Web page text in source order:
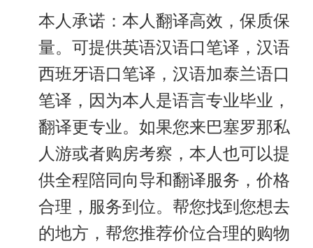
本人承诺：本人翻译高效，保质保
量。可提供英语汉语口笔译，汉语
西班牙语口笔译，汉语加泰兰语口
笔译，因为本人是语言专业毕业，
翻译更专业。如果您来巴塞罗那私
人游或者购房考察，本人也可以提
供全程陪同向导和翻译服务，价格
合理，服务到位。帮您找到您想去
的地方，帮您推荐价位合理的购物